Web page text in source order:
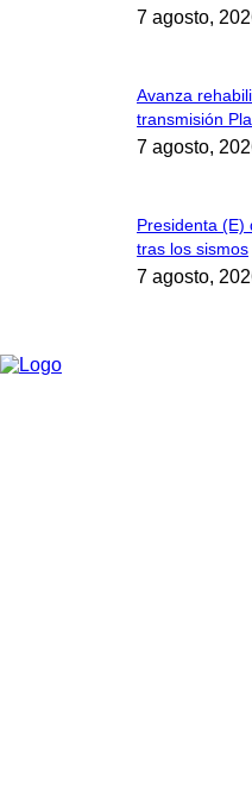
7 agosto,
Avanza
transmisión
7 agosto,
Presidenta (E)
tras los sismos
7 agosto,